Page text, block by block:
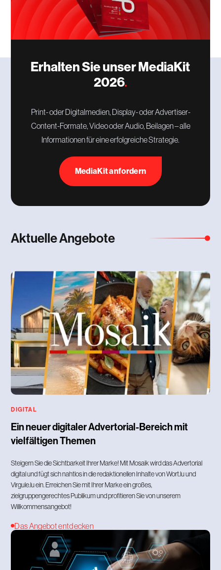
Erhalten Sie unser MediaKit
2026
Print- oder Digitalmedien, Display- oder Advertiser-
Content-Formate, Video oder Audio, Beilagen – alle
Informationen für eine erfolgreiche Strategie.
MediaKit anfordern
Aktuelle Angebote
DIGITAL
Ein neuer digitaler Advertorial-Bereich mit
vielfältigen Themen
Steigern Sie die Sichtbarkeit Ihrer Marke! Mit Mosaik wird das Advertorial
digital und fügt sich nahtlos in die redaktionellen Inhalte von Wort.lu und
Virgule.lu ein. Erreichen Sie mit Ihrer Marke ein großes,
zielgruppengerechtes Publikum und profitieren Sie von unserem
Willkommensangebot!
Das Angebot entdecken